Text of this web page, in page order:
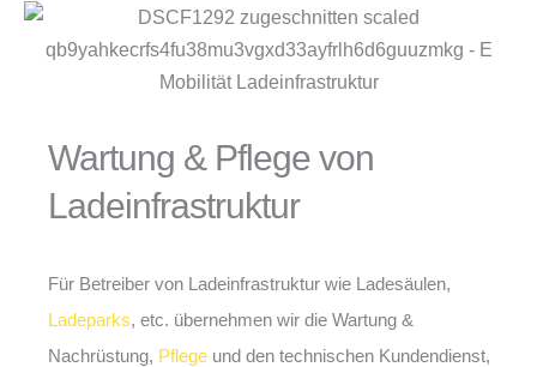
Wartung & Pflege von
Ladeinfrastruktur
Für Betreiber von Ladeinfrastruktur wie Ladesäulen,
Ladeparks, etc. übernehmen wir die Wartung &
Nachrüstung, Pflege und den technischen Kundendienst,